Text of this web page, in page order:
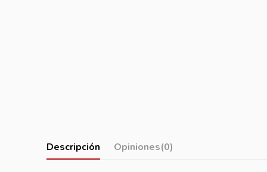
Descripción Opiniones(0)